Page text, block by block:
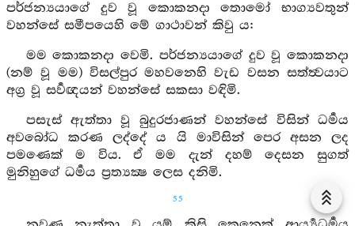
පර්ජන්‍යයාගේ දුව වූ කොකනදා තොමෝ භාග්‍යවතුන්
වහන්සේ සමීපයෙහි මේ ගාථාවන් කිවු ය:
මම කොකනදා වෙමි. පර්ජන්‍යයාගේ දුව වූ කොකනදා
(නම් වූ මම) විසල්පුර මහවනෙහි වැඩ වසන සත්ත්‍වයාට
අග්‍ර වූ සර්‍වඥයන් වහන්සේ සකසා වඳිමි.
පසැස් ඇත්තා වූ බුදුරජාණන් වහන්සේ විසින් ධර්‍මය
අවබෝධ කරණ ලද්දේ ය යි මාවිසින් පෙර අසන ලද
පමණෙක් ම විය. ඒ මම දැන් දහම් දෙසන සුගත්
මුනිහුගේ ධර්‍මය ප්‍රත්‍යක්‍ෂ ලෙස දනිමි.
55